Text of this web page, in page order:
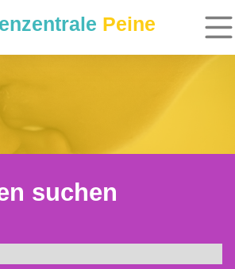
Peine
suchen